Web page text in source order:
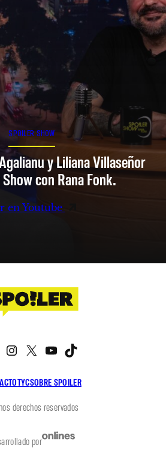
SPOILER SHOW
y Liliana Villaseñor
con Rana Fonk.
en Youtube
TYCSOBRE SPOILER
Facebook
Instagram
X YouTube
derechos reservados
por